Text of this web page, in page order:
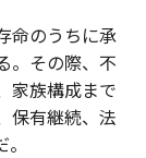
命のうちに承
。その際、不
家族構成まで
保有継続、法